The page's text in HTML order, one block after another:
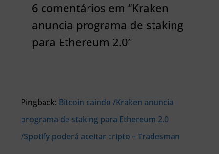
6 comentários em “Kraken
anuncia programa de staking
para Ethereum 2.0”
Pingback: Bitcoin caindo /Kraken anuncia
programa de staking para Ethereum 2.0
/Spotify poderá aceitar cripto – Tradesman